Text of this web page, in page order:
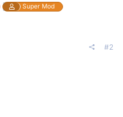
Super Mod
#2